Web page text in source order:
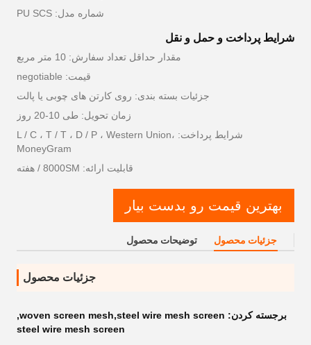
شماره مدل: PU SCS
شرایط پرداخت و حمل و نقل
مقدار حداقل تعداد سفارش: 10 متر مربع
قیمت: negotiable
جزئیات بسته بندی: روی کارتن های چوبی یا پالت
زمان تحویل: طی 10-20 روز
شرایط پرداخت: L / C ، T / T ، D / P ، Western Union،
MoneyGram
قابلیت ارائه: 8000SM / هفته
بهترین قیمت رو بدست بیار
جزئیات محصول توضیحات محصول
جزئیات محصول
برجسته کردن: woven screen mesh,steel wire mesh screen
,
steel wire mesh screen